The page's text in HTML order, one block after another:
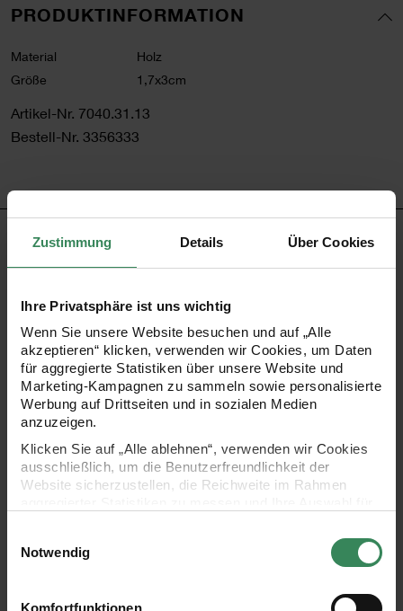
Zustimmung Details Über Cookies
Ihre Privatsphäre ist uns wichtig
Wenn Sie unsere Website besuchen und auf „Alle
akzeptieren“ klicken, verwenden wir Cookies, um Daten
für aggregierte Statistiken über unsere Website und
Marketing-Kampagnen zu sammeln sowie personalisierte
Werbung auf Drittseiten und in sozialen Medien
anzuzeigen.
Klicken Sie auf „Alle ablehnen“, verwenden wir Cookies
ausschließlich, um die Benutzerfreundlichkeit der
Website sicherzustellen, die Reichweite im Rahmen
Ihre Einwilligung ist freiwillig und kann jederzeit über den
Link „Cookie-Einstellungen“ im Fußbereich der Seite
verwendeten Technologien und den Empfängern der
Notwendig
Komfortfunktionen
PRODUKTINFORMATION
Material
Holz
Größe
1,7x3cm
Artikel-Nr. 7040.31.13
Bestell-Nr. 3356333
PRODUKTBESCHREIBUNG
Nussknackern zum Basteln, Dekorieren oder Verschenken.
Die Streuteile lassen sich vielseitig einsetzen,
beispielsweise als Tischdeko zur Weihnachtsfeier oder
zum Verzieren von Geschenken.
winterliches Deko-Streu
Form: Nussknacker
Maße: 1,7 x 3 cm